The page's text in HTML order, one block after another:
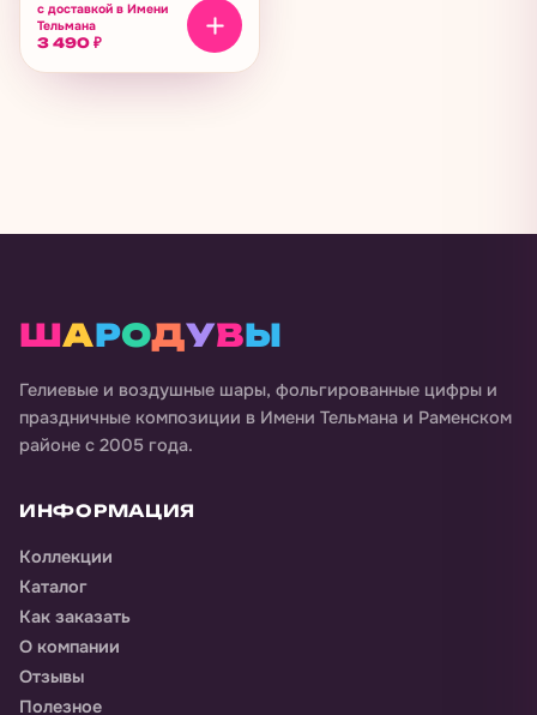
с доставкой в Имени
Тельмана
3 490 ₽
ШАРОДУВЫ
Гелиевые и воздушные шары, фольгированные цифры и
праздничные композиции в Имени Тельмана и Раменском
районе с 2005 года.
ИНФОРМАЦИЯ
Коллекции
Каталог
Как заказать
О компании
Отзывы
Полезное